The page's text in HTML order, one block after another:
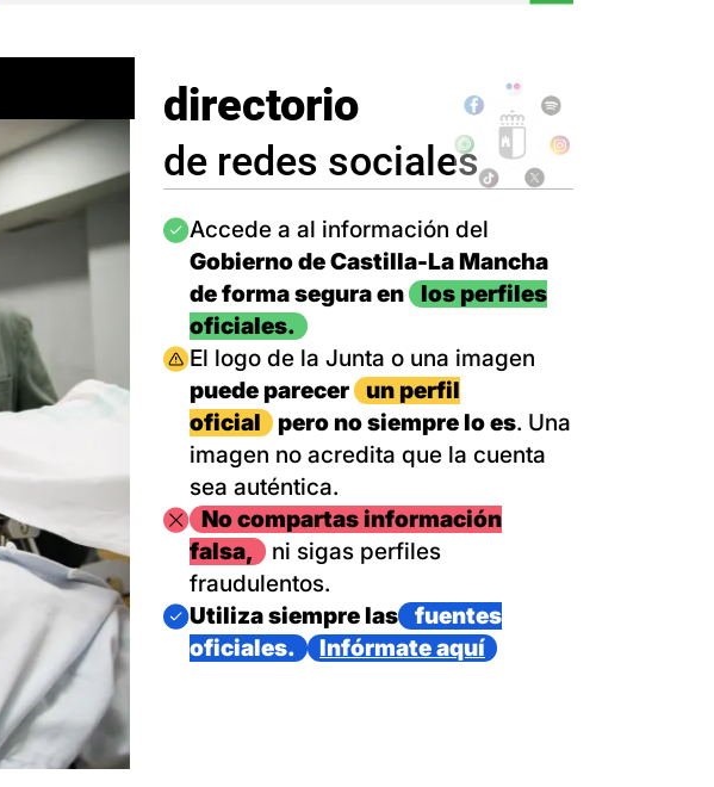
directorio
de redes sociales
Imagen
Accede a al información del
Gobierno de Castilla-La Mancha
de forma segura en
los perfiles
oficiales.
Imagen
El logo de la Junta o una imagen
puede parecer
un perfil
oficial
pero no siempre lo es. Una
imagen no acredita que la cuenta
sea auténtica.
ImagenNo compartas información
falsa,
ni sigas perfiles
fraudulentos.
Imagen
Utiliza siempre las
fuentes
oficiales.
Infórmate aquí